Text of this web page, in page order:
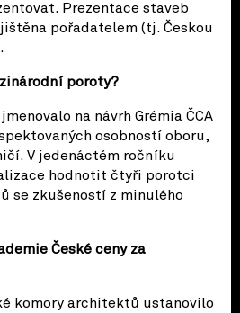
Prezentace staveb
pořadatelem (tj. Českou
poroty?
na návrh Grémia ČCA
osobností oboru,
V jedenáctém ročníku
hodnotit čtyři porotci
se zkušeností z minulého
České ceny za
komory architektů ustanovilo